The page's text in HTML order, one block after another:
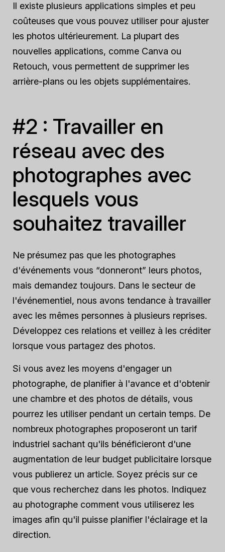
Il existe plusieurs applications simples et peu
coûteuses que vous pouvez utiliser pour ajuster
les photos ultérieurement. La plupart des
nouvelles applications, comme Canva ou
Retouch, vous permettent de supprimer les
arrière-plans ou les objets supplémentaires.
#2 : Travailler en
réseau avec des
photographes avec
lesquels vous
souhaitez travailler
Ne présumez pas que les photographes
d'événements vous “donneront” leurs photos,
mais demandez toujours. Dans le secteur de
l'événementiel, nous avons tendance à travailler
avec les mêmes personnes à plusieurs reprises.
Développez ces relations et veillez à les créditer
lorsque vous partagez des photos.
Si vous avez les moyens d'engager un
photographe, de planifier à l'avance et d'obtenir
une chambre et des photos de détails, vous
pourrez les utiliser pendant un certain temps. De
nombreux photographes proposeront un tarif
industriel sachant qu'ils bénéficieront d'une
augmentation de leur budget publicitaire lorsque
vous publierez un article. Soyez précis sur ce
que vous recherchez dans les photos. Indiquez
au photographe comment vous utiliserez les
images afin qu'il puisse planifier l'éclairage et la
direction.